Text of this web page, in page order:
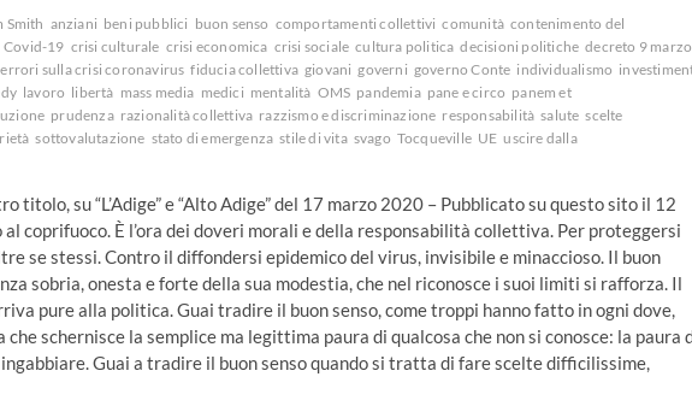
Smith anziani beni pubblici buon senso comportamenti collettivi comunità contenimento del
Covid-19 crisi culturale crisi economica crisi sociale cultura politica decisioni politiche decreto 9 marzo
errori sulla crisi coronavirus fiducia collettiva giovani governi governo Conte individualismo
lavoro libertà mass media medici mentalità OMS pandemia pane e circo panem et
prudenza razionalità collettiva razzismo e discriminazione responsabilità salute scelte
sottovalutazione stato di emergenza stile di vita svago Tocqueville UE uscire dalla
titolo, su “L’Adige” e “Alto Adige” del 17 marzo 2020 – Pubblicato su questo sito il 12
coprifuoco. È l’ora dei doveri morali e della responsabilità collettiva. Per proteggersi
se stessi. Contro il diffondersi epidemico del virus, invisibile e minaccioso. Il buon
sobria, onesta e forte della sua modestia, che nel riconosce i suoi limiti si rafforza. Il
pure alla politica. Guai tradire il buon senso, come troppi hanno fatto in ogni dove,
schernisce la semplice ma legittima paura di qualcosa che non si conosce: la paura
Guai a tradire il buon senso quando si tratta di fare scelte difficilissime,